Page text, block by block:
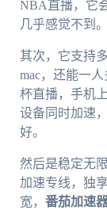
NBA直播，它
几乎感觉不到。
其次，它支持
mac，还能一
杯直播，手机
设备同时加速
好。
然后是稳定无
加速专线，独
宽， 番茄加速